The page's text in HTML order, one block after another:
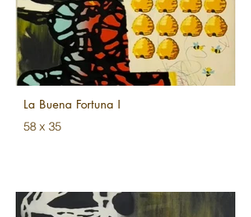
La Buena Fortuna I
58 x 35